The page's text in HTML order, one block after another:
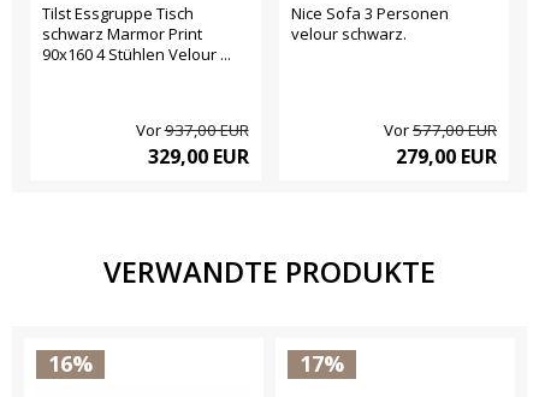
Tilst Essgruppe Tisch
schwarz Marmor Print
90x160 4 Stühlen Velour ...
Vor937,00 EUR
329,00 EUR
Nice Sofa 3 Personen
velour schwarz.
Vor577,00 EUR
279,00 EUR
VERWANDTE PRODUKTE
16% 17%